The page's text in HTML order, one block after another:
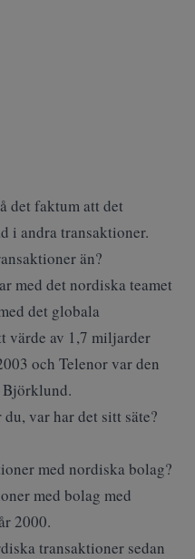
det faktum att det
i andra transaktioner.
än?
med det nordiska teamet
det globala
värde av 1,7 miljarder
och Telenor var den
Björklund.
var har det sitt säte?
med nordiska bolag?
med bolag med
2000.
transaktioner sedan